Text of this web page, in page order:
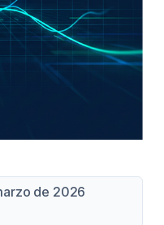
de 2026